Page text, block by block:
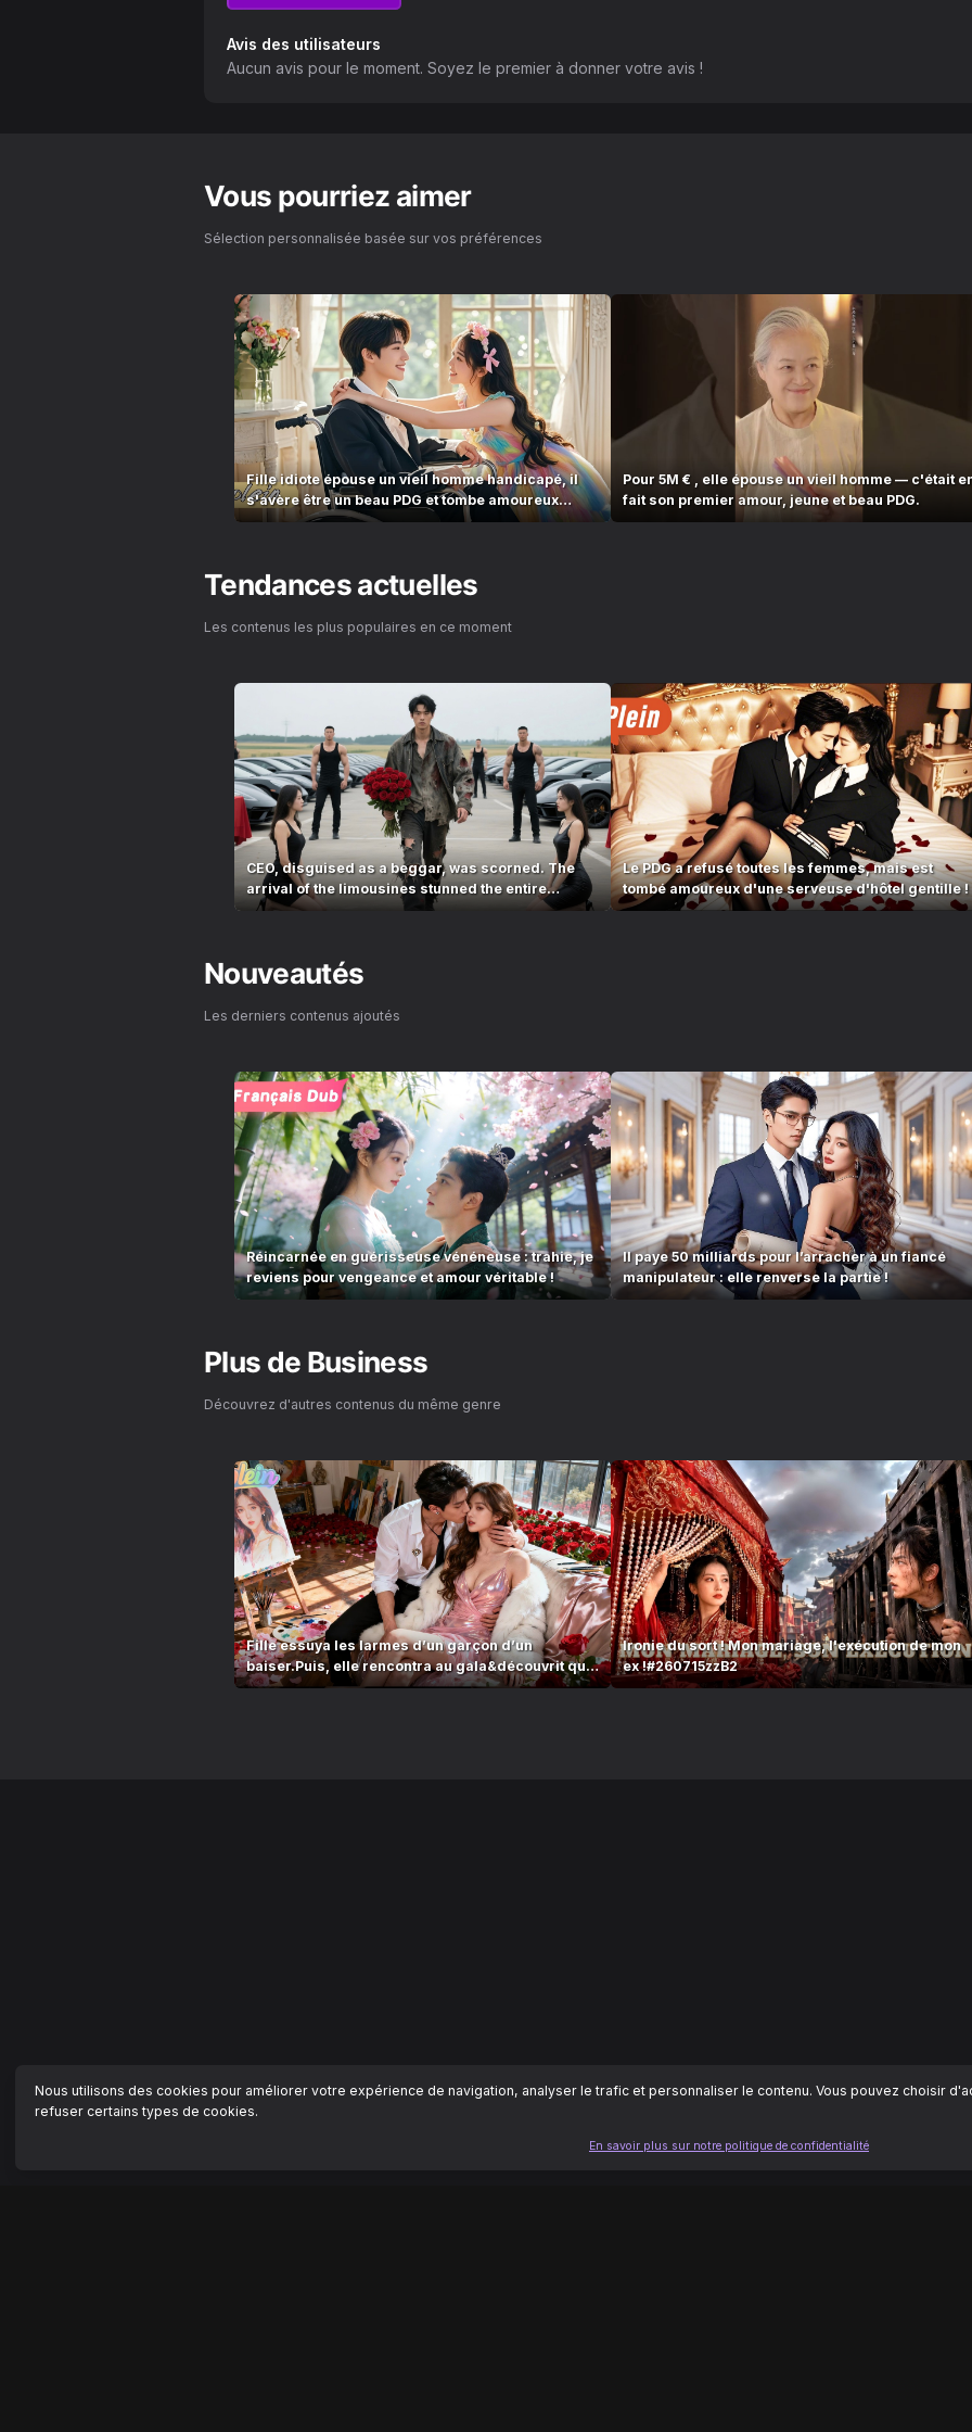
Avis des utilisateurs
Aucun avis pour le moment. Soyez le premier à donner votre avis !
Vous pourriez aimer
Sélection personnalisée basée sur vos préférences
Fille idiote épouse un vieil homme handicapé, il
s'avère être un beau PDG et tombe amoureux
d'elle
Pour 5M € , elle épouse un vieil homme — c'était
fait son premier amour, jeune et beau PDG.
Tendances actuelles
Les contenus les plus populaires en ce moment
CEO, disguised as a beggar, was scorned. The
arrival of the limousines stunned the entire
village!
Le PDG a refusé toutes les femmes, mais est
tombé amoureux d'une serveuse d'hôtel gentille !
Nouveautés
Les derniers contenus ajoutés
Réincarnée en guérisseuse vénéneuse : trahie, je
reviens pour vengeance et amour véritable !
Il paye 50 milliards pour l’arracher à un fiancé
manipulateur : elle renverse la partie !
Plus de Business
Découvrez d'autres contenus du même genre
Fille essuya les larmes d’un garçon d’un
baiser.Puis, elle rencontra au gala&découvrit qu’il
est PDG
Ironie du sort ! Mon mariage, l'exécution de mon
ex !#260715zzB2
Nous utilisons des cookies pour améliorer votre expérience de navigation, analyser le trafic et personnaliser le contenu. Vous pouvez choisir
refuser certains types de cookies.
En savoir plus sur notre politique de confidentialité